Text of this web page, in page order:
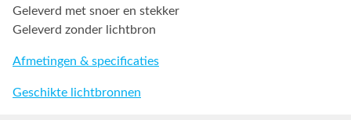
Geleverd met snoer en stekker
Geleverd zonder lichtbron
Afmetingen & specificaties
Geschikte lichtbronnen